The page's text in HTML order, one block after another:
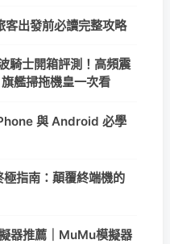
出發前必讀完整攻略
騎士開箱評測！高頻震
艦掃拖機皇一次看
與 Android 必學
指南：顛覆終端機的
器推薦｜MuMu模擬器